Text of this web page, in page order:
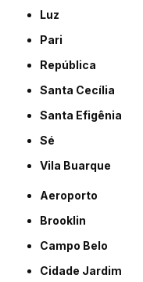
Luz
Pari
República
Santa Cecília
Santa Efigênia
Sé
Vila Buarque
Aeroporto
Brooklin
Campo Belo
Cidade Jardim